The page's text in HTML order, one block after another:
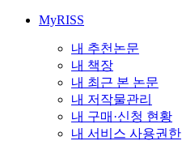
MyRISS
내 추천논문
내 책장
내 최근 본 논문
내 저작물관리
내 구매·신청 현황
내 서비스 사용권한